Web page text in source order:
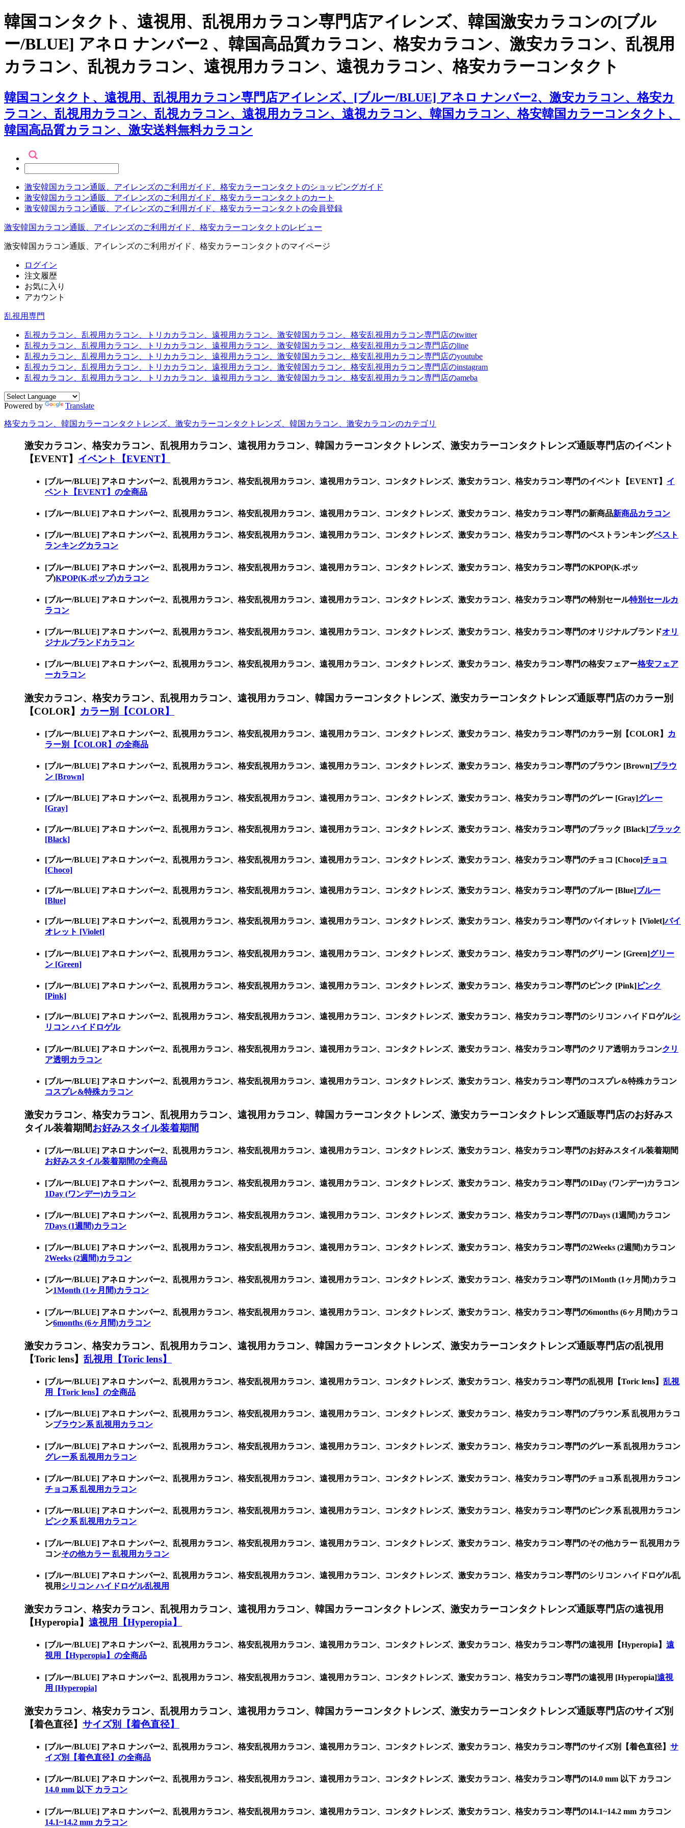
韓国コンタクト、遠視用、乱視用カラコン専門店アイレンズ、韓国激安カラコンの[ブル
ー/BLUE] アネロ ナンバー2 、韓国高品質カラコン、格安カラコン、激安カラコン、乱視用
カラコン、乱視カラコン、遠視用カラコン、遠視カラコン、格安カラーコンタクト
韓国コンタクト、遠視用、乱視用カラコン専門店アイレンズ、[ブルー/BLUE] アネロ ナンバー2、激安カラコン、格安カ
ラコン、乱視用カラコン、乱視カラコン、遠視用カラコン、遠視カラコン、韓国カラコン、格安韓国カラーコンタクト、
韓国高品質カラコン、激安送料無料カラコン
激安韓国カラコン通販、アイレンズのご利用ガイド、格安カラーコンタクトのショッピングガイド
激安韓国カラコン通販、アイレンズのご利用ガイド、格安カラーコンタクトのカート
激安韓国カラコン通販、アイレンズのご利用ガイド、格安カラーコンタクトの会員登録
激安韓国カラコン通販、アイレンズのご利用ガイド、格安カラーコンタクトのレビュー
激安韓国カラコン通販、アイレンズのご利用ガイド、格安カラーコンタクトのマイページ
ログイン
注文履歴
お気に入り
アカウント
乱視用専門
乱視カラコン、乱視用カラコン、トリカカラコン、遠視用カラコン、激安韓国カラコン、格安乱視用カラコン専門店のtwitter
乱視カラコン、乱視用カラコン、トリカカラコン、遠視用カラコン、激安韓国カラコン、格安乱視用カラコン専門店のline
乱視カラコン、乱視用カラコン、トリカカラコン、遠視用カラコン、激安韓国カラコン、格安乱視用カラコン専門店のyoutube
乱視カラコン、乱視用カラコン、トリカカラコン、遠視用カラコン、激安韓国カラコン、格安乱視用カラコン専門店のinstagram
乱視カラコン、乱視用カラコン、トリカカラコン、遠視用カラコン、激安韓国カラコン、格安乱視用カラコン専門店のameba
Powered by Translate
格安カラコン、韓国カラーコンタクトレンズ、激安カラーコンタクトレンズ、韓国カラコン、激安カラコンのカテゴリ
激安カラコン、格安カラコン、乱視用カラコン、遠視用カラコン、韓国カラーコンタクトレンズ、激安カラーコンタクトレンズ通販専門店のイベント
【EVENT】 イベント【EVENT】
[ブルー/BLUE] アネロ ナンバー2、乱視用カラコン、格安乱視用カラコン、遠視用カラコン、コンタクトレンズ、激安カラコン、格安カラコン専門のイベント【EVENT】 イ
ベント【EVENT】の全商品
[ブルー/BLUE] アネロ ナンバー2、乱視用カラコン、格安乱視用カラコン、遠視用カラコン、コンタクトレンズ、激安カラコン、格安カラコン専門の新商品新商品カラコン
[ブルー/BLUE] アネロ ナンバー2、乱視用カラコン、格安乱視用カラコン、遠視用カラコン、コンタクトレンズ、激安カラコン、格安カラコン専門のベストランキングベスト
ランキングカラコン
[ブルー/BLUE] アネロ ナンバー2、乱視用カラコン、格安乱視用カラコン、遠視用カラコン、コンタクトレンズ、激安カラコン、格安カラコン専門のKPOP(K-ポッ
プ)KPOP(K-ポップ)カラコン
[ブルー/BLUE] アネロ ナンバー2、乱視用カラコン、格安乱視用カラコン、遠視用カラコン、コンタクトレンズ、激安カラコン、格安カラコン専門の特別セール特別セールカ
ラコン
[ブルー/BLUE] アネロ ナンバー2、乱視用カラコン、格安乱視用カラコン、遠視用カラコン、コンタクトレンズ、激安カラコン、格安カラコン専門のオリジナルブランドオリ
ジナルブランドカラコン
[ブルー/BLUE] アネロ ナンバー2、乱視用カラコン、格安乱視用カラコン、遠視用カラコン、コンタクトレンズ、激安カラコン、格安カラコン専門の格安フェアー格安フェア
ーカラコン
激安カラコン、格安カラコン、乱視用カラコン、遠視用カラコン、韓国カラーコンタクトレンズ、激安カラーコンタクトレンズ通販専門店のカラー別
【COLOR】 カラー別【COLOR】
[ブルー/BLUE] アネロ ナンバー2、乱視用カラコン、格安乱視用カラコン、遠視用カラコン、コンタクトレンズ、激安カラコン、格安カラコン専門のカラー別【COLOR】
カ
ラー別【COLOR】の全商品
[ブルー/BLUE] アネロ ナンバー2、乱視用カラコン、格安乱視用カラコン、遠視用カラコン、コンタクトレンズ、激安カラコン、格安カラコン専門のブラウン [Brown]ブラウ
ン [Brown]
[ブルー/BLUE] アネロ ナンバー2、乱視用カラコン、格安乱視用カラコン、遠視用カラコン、コンタクトレンズ、激安カラコン、格安カラコン専門のグレー [Gray]グレー
[Gray]
[ブルー/BLUE] アネロ ナンバー2、乱視用カラコン、格安乱視用カラコン、遠視用カラコン、コンタクトレンズ、激安カラコン、格安カラコン専門のブラック [Black]ブラック
[Black]
[ブルー/BLUE] アネロ ナンバー2、乱視用カラコン、格安乱視用カラコン、遠視用カラコン、コンタクトレンズ、激安カラコン、格安カラコン専門のチョコ [Choco]チョコ
[Choco]
[ブルー/BLUE] アネロ ナンバー2、乱視用カラコン、格安乱視用カラコン、遠視用カラコン、コンタクトレンズ、激安カラコン、格安カラコン専門のブルー [Blue]ブルー
[Blue]
[ブルー/BLUE] アネロ ナンバー2、乱視用カラコン、格安乱視用カラコン、遠視用カラコン、コンタクトレンズ、激安カラコン、格安カラコン専門のバイオレット [Violet]バイ
オレット [Violet]
[ブルー/BLUE] アネロ ナンバー2、乱視用カラコン、格安乱視用カラコン、遠視用カラコン、コンタクトレンズ、激安カラコン、格安カラコン専門のグリーン [Green]グリー
ン [Green]
[ブルー/BLUE] アネロ ナンバー2、乱視用カラコン、格安乱視用カラコン、遠視用カラコン、コンタクトレンズ、激安カラコン、格安カラコン専門のピンク [Pink]ピンク
[Pink]
[ブルー/BLUE] アネロ ナンバー2、乱視用カラコン、格安乱視用カラコン、遠視用カラコン、コンタクトレンズ、激安カラコン、格安カラコン専門のシリコン ハイドロゲルシ
リコン ハイドロゲル
[ブルー/BLUE] アネロ ナンバー2、乱視用カラコン、格安乱視用カラコン、遠視用カラコン、コンタクトレンズ、激安カラコン、格安カラコン専門のクリア透明カラコンクリ
ア透明カラコン
[ブルー/BLUE] アネロ ナンバー2、乱視用カラコン、格安乱視用カラコン、遠視用カラコン、コンタクトレンズ、激安カラコン、格安カラコン専門のコスプレ&特殊カラコン
コスプレ&特殊カラコン
激安カラコン、格安カラコン、乱視用カラコン、遠視用カラコン、韓国カラーコンタクトレンズ、激安カラーコンタクトレンズ通販専門店のお好みス
タイル装着期間お好みスタイル装着期間
[ブルー/BLUE] アネロ ナンバー2、乱視用カラコン、格安乱視用カラコン、遠視用カラコン、コンタクトレンズ、激安カラコン、格安カラコン専門のお好みスタイル装着期間
お好みスタイル装着期間の全商品
[ブルー/BLUE] アネロ ナンバー2、乱視用カラコン、格安乱視用カラコン、遠視用カラコン、コンタクトレンズ、激安カラコン、格安カラコン専門の1Day (ワンデー)カラコン
1Day (ワンデー)カラコン
[ブルー/BLUE] アネロ ナンバー2、乱視用カラコン、格安乱視用カラコン、遠視用カラコン、コンタクトレンズ、激安カラコン、格安カラコン専門の7Days (1週間)カラコン
7Days (1週間)カラコン
[ブルー/BLUE] アネロ ナンバー2、乱視用カラコン、格安乱視用カラコン、遠視用カラコン、コンタクトレンズ、激安カラコン、格安カラコン専門の2Weeks (2週間)カラコン
2Weeks (2週間)カラコン
[ブルー/BLUE] アネロ ナンバー2、乱視用カラコン、格安乱視用カラコン、遠視用カラコン、コンタクトレンズ、激安カラコン、格安カラコン専門の1Month (1ヶ月間)カラコ
ン1Month (1ヶ月間)カラコン
[ブルー/BLUE] アネロ ナンバー2、乱視用カラコン、格安乱視用カラコン、遠視用カラコン、コンタクトレンズ、激安カラコン、格安カラコン専門の6months (6ヶ月間)カラコ
ン6months (6ヶ月間)カラコン
激安カラコン、格安カラコン、乱視用カラコン、遠視用カラコン、韓国カラーコンタクトレンズ、激安カラーコンタクトレンズ通販専門店の乱視用
【Toric lens】 乱視用【Toric lens】
[ブルー/BLUE] アネロ ナンバー2、乱視用カラコン、格安乱視用カラコン、遠視用カラコン、コンタクトレンズ、激安カラコン、格安カラコン専門の乱視用【Toric lens】 乱視
用【Toric lens】の全商品
[ブルー/BLUE] アネロ ナンバー2、乱視用カラコン、格安乱視用カラコン、遠視用カラコン、コンタクトレンズ、激安カラコン、格安カラコン専門のブラウン系 乱視用カラコ
ンブラウン系 乱視用カラコン
[ブルー/BLUE] アネロ ナンバー2、乱視用カラコン、格安乱視用カラコン、遠視用カラコン、コンタクトレンズ、激安カラコン、格安カラコン専門のグレー系 乱視用カラコン
グレー系 乱視用カラコン
[ブルー/BLUE] アネロ ナンバー2、乱視用カラコン、格安乱視用カラコン、遠視用カラコン、コンタクトレンズ、激安カラコン、格安カラコン専門のチョコ系 乱視用カラコン
チョコ系 乱視用カラコン
[ブルー/BLUE] アネロ ナンバー2、乱視用カラコン、格安乱視用カラコン、遠視用カラコン、コンタクトレンズ、激安カラコン、格安カラコン専門のピンク系 乱視用カラコン
ピンク系 乱視用カラコン
[ブルー/BLUE] アネロ ナンバー2、乱視用カラコン、格安乱視用カラコン、遠視用カラコン、コンタクトレンズ、激安カラコン、格安カラコン専門のその他カラー 乱視用カラ
コンその他カラー 乱視用カラコン
[ブルー/BLUE] アネロ ナンバー2、乱視用カラコン、格安乱視用カラコン、遠視用カラコン、コンタクトレンズ、激安カラコン、格安カラコン専門のシリコン ハイドロゲル乱
視用 シリコン ハイドロゲル乱視用
激安カラコン、格安カラコン、乱視用カラコン、遠視用カラコン、韓国カラーコンタクトレンズ、激安カラーコンタクトレンズ通販専門店の遠視用
【Hyperopia】 遠視用【Hyperopia】
[ブルー/BLUE] アネロ ナンバー2、乱視用カラコン、格安乱視用カラコン、遠視用カラコン、コンタクトレンズ、激安カラコン、格安カラコン専門の遠視用【Hyperopia】 遠
視用【Hyperopia】の全商品
[ブルー/BLUE] アネロ ナンバー2、乱視用カラコン、格安乱視用カラコン、遠視用カラコン、コンタクトレンズ、激安カラコン、格安カラコン専門の遠視用 [Hyperopia]遠視
用 [Hyperopia]
激安カラコン、格安カラコン、乱視用カラコン、遠視用カラコン、韓国カラーコンタクトレンズ、激安カラーコンタクトレンズ通販専門店のサイズ別
【着色直径】 サイズ別【着色直径】
[ブルー/BLUE] アネロ ナンバー2、乱視用カラコン、格安乱視用カラコン、遠視用カラコン、コンタクトレンズ、激安カラコン、格安カラコン専門のサイズ別【着色直径】 サ
イズ別【着色直径】の全商品
[ブルー/BLUE] アネロ ナンバー2、乱視用カラコン、格安乱視用カラコン、遠視用カラコン、コンタクトレンズ、激安カラコン、格安カラコン専門の14.0 mm 以下 カラコン
14.0 mm 以下 カラコン
[ブルー/BLUE] アネロ ナンバー2、乱視用カラコン、格安乱視用カラコン、遠視用カラコン、コンタクトレンズ、激安カラコン、格安カラコン専門の14.1~14.2 mm カラコン
14.1~14.2 mm カラコン